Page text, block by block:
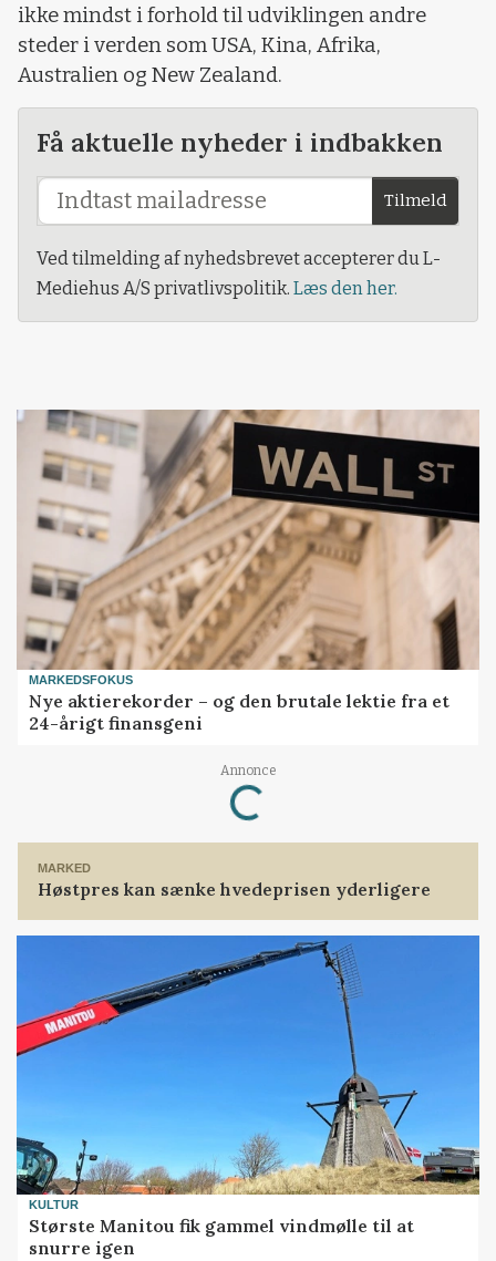
ikke mindst i forhold til udviklingen andre
steder i verden som USA, Kina, Afrika,
Australien og New Zealand.
Få aktuelle nyheder i indbakken
Tilmeld
Ved tilmelding af nyhedsbrevet accepterer du L-
Mediehus A/S privatlivspolitik. Læs den her.
MARKEDSFOKUS
Nye aktierekorder – og den brutale lektie fra et
24-årigt finansgeni
Annonce
Loading...
MARKED
Høstpres kan sænke hvedeprisen yderligere
KULTUR
Største Manitou fik gammel vindmølle til at
snurre igen